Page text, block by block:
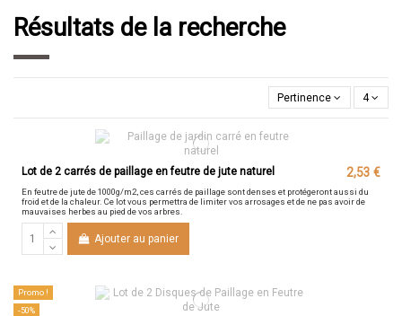
Résultats de la recherche
Pertinence 4
Lot de 2 carrés de paillage en feutre de jute naturel 2,53 €
En feutre de jute de 1000g/m2, ces carrés de paillage sont denses et protégeront aussi du
froid et de la chaleur. Ce lot vous permettra de limiter vos arrosages et de ne pas avoir de
mauvaises herbes au pied de vos arbres.
Ajouter au panier
Promo !
-50%